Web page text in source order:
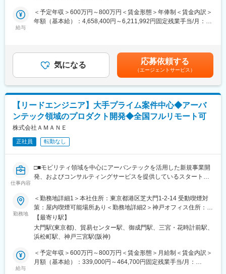
つつ、一方で「ビジネスとつながるテストパターンの検討」「ア
ナリティクスとつながるデータ構造の検討」といった、三位一体
ビジネス視点、アナリティクスのスキルを両輪で磨いた後は、ご
自身の適性や希望に応じた多様なキャリアパスがございます。た
とえばビジネス領域でコンサルタントやビジネスプロデューサー
を目指す、アナリティクスチームで分析基盤をデザインしていく
など、ご自身の興味関心ある分野でプロフェッショナルを目指す
ことが可能です。
変更の範囲：会社の定める業務
フロントエンド領域はWeb（React）とモバイル（React Native）
で分かれており、ご希望や適性に応じて担当プロダクトを決定し
ます。
を基盤としたLLMs活用も進めていきます。
技術面に加え、こうしたデータ・AI領域への関心や挑戦意欲があ
る方には非常に面白い環境です。
- API設計・実装
- データベース設計
- サーバーサイドロジック開発
フロントエンド
ームにより異なる）
- UI/UX改善のための実装
共通
- 開発生産性や業務効率化、自動化（CI/CDパイプライン構築、運
用）
- 設計/コードレビュー
- 技術的負債の解消とリファクタリングの推進
- UX改善のための非機能要件実装
- 社内勉強会やナレッジ共有のリード
給与
＜予定年収＞600万円～800万円＜賃金形態＞年俸制＜賃金内訳＞
年額（基本給）：4,658,400円～6,211,992円固定残業手当/月：
給与補足＞■賞与：あり賃金はあくまでも目安の金額であり、選考
を通じて上下する可能性があります。月給(月額)は固定手当を含め
気になる 応募依頼する
（エージェントサービス）
【リードエンジニア】大手プライム案件中心◆アーバ
ンテック領域のプロダクト開発◆全国フルリモート可
株式会社ＡＭＡＮＥ
正社員 転勤なし
仕事内容
□■モビリティ領域を中心にアーバンテックを活用した新規事業開
発、およびコンサルティングサービスを提供しているスタートア
◎大型・新規事業に携わることができる
◎クライアント伴走支援に携わることができる
■業務概要：
当社のさらなる成長を、事業開発の面から推進していただきま
す。
アーバンテックを活用した幅広い新規事業の企画、開発、顧客候
補への提案から、プロジェクト推進までをリードいただきます。
勤務地
＜勤務地詳細1＞本社住所：東京都港区芝大門1-2-14 受動喫煙対
策：屋内喫煙可能場所あり＜勤務地詳細2＞神戸オフィス住所：兵
庫県神戸市中央区磯辺通3-1-2 受動喫煙対策：屋内喫煙可能場所あ
り変更の範囲：会社の定める事業所（リモートワーク含む）
【最寄り駅】
大門駅(東京都)、貿易センター駅、御成門駅、三宮・花時計前駅、
浜松町駅、神戸三宮駅(阪神)
給与
＜予定年収＞600万円～800万円＜賃金形態＞月給制＜賃金内訳＞
月額（基本給）：339,000円～464,700円固定残業手当/月：